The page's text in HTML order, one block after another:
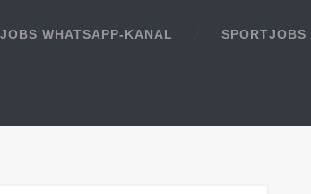
WHATSAPP-KANAL SPORTJOBS